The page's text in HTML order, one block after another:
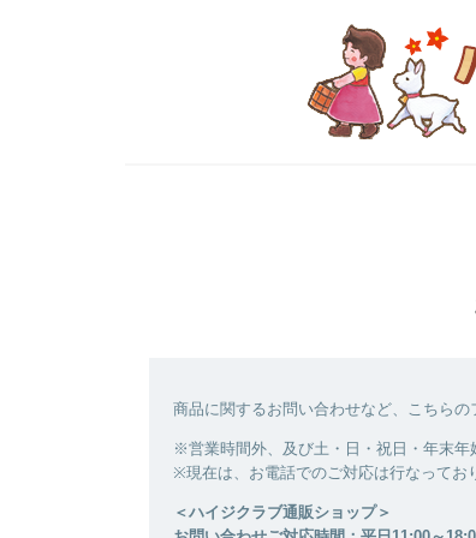
商品に関するお問い合わせなど、こちらの
※営業時間外、及び土・日・祝日・年末年
※現在は、お電話でのご対応は行なってお
＜ハイジクラブ通販ショップ＞